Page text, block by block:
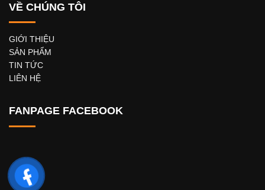
VỀ CHÚNG TÔI
GIỚI THIỆU
SẢN PHẨM
TIN TỨC
LIÊN HỆ
FANPAGE FACEBOOK